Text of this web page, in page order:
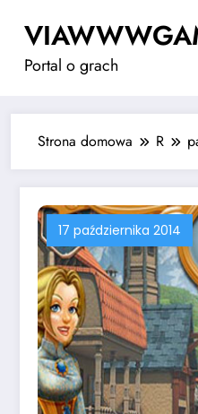
treściPortal o grach
Strona domowa R
17 października 2014